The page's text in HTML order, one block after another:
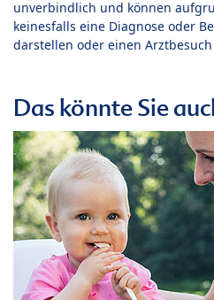
unverbindlich und können
keinesfalls eine Diagnose oder
darstellen oder einen
Das könnte Sie